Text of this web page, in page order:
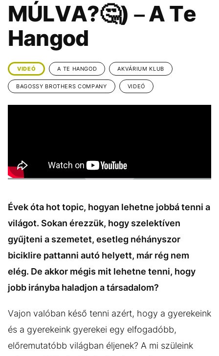
KÖZÉLET UTAZÁS
ÉLETMÓD DESIGN
BESZÉLGETÉSEK
VIDEÓ TÖRTÉNETEK
GASZTRO
MÚLVA?🤔) – A Te
Hangod
VIDEÓ A TE HANGOD AKVÁRIUM KLUB
BAGOSSY BROTHERS COMPANY VIDEÓ
Évek óta hot topic, hogyan lehetne jobbá tenni a
világot. Sokan érezzük, hogy szelektíven
gyűjteni a szemetet, esetleg néhányszor
biciklire pattanni autó helyett, már rég nem
elég. De akkor mégis mit lehetne tenni, hogy
jobb irányba haladjon a társadalom?
Vajon valóban késő tenni azért, hogy a gyerekeink
és a gyerekeink gyerekei egy elfogadóbb,
előremutatóbb világban éljenek? A mi szüleink